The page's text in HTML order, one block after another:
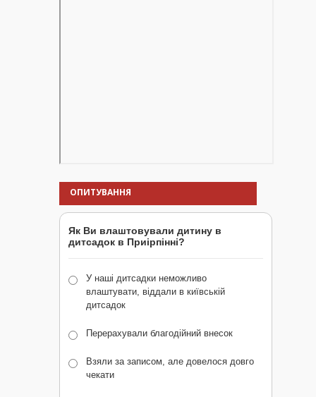
ОПИТУВАННЯ
Як Ви влаштовували дитину в
дитсадок в Приірпінні?
У наші дитсадки неможливо
влаштувати, віддали в київській
дитсадок
Перерахували благодійний внесок
Взяли за записом, але довелося довго
чекати